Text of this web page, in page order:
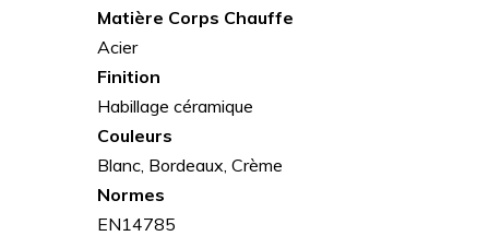
Matière Corps Chauffe
Acier
Finition
Habillage céramique
Couleurs
Blanc, Bordeaux, Crème
Normes
EN14785